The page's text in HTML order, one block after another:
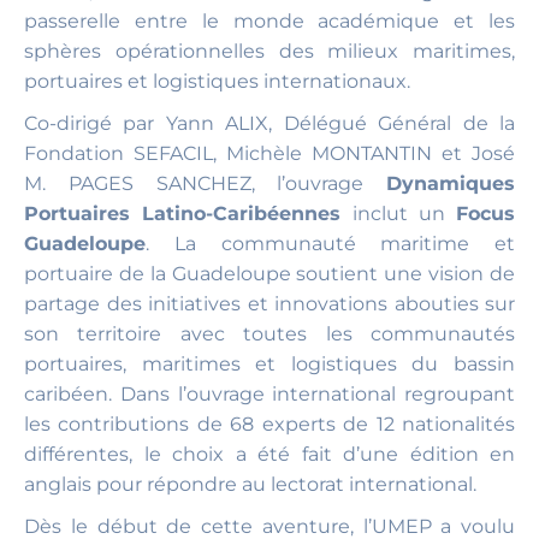
passerelle entre le monde académique et les
sphères opérationnelles des milieux maritimes,
portuaires et logistiques internationaux.
Co-dirigé par Yann ALIX, Délégué Général de la
Fondation SEFACIL, Michèle MONTANTIN et José
M. PAGES SANCHEZ, l’ouvrage Dynamiques
Portuaires Latino-Caribéennes inclut un Focus
Guadeloupe. La communauté maritime et
portuaire de la Guadeloupe soutient une vision de
partage des initiatives et innovations abouties sur
son territoire avec toutes les communautés
portuaires, maritimes et logistiques du bassin
caribéen. Dans l’ouvrage international regroupant
les contributions de 68 experts de 12 nationalités
différentes, le choix a été fait d’une édition en
anglais pour répondre au lectorat international.
Dès le début de cette aventure, l’UMEP a voulu